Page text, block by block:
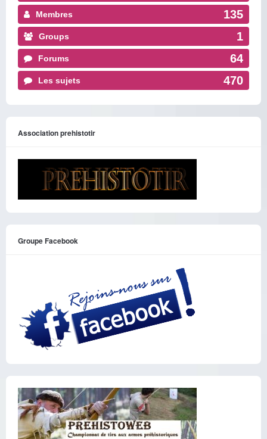
Membres 135
Groups 1
Forums 64
Les sujets 470
Association prehistotir
Groupe Facebook